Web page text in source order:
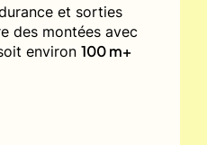
et sorties
des montées avec
environ 100 m+